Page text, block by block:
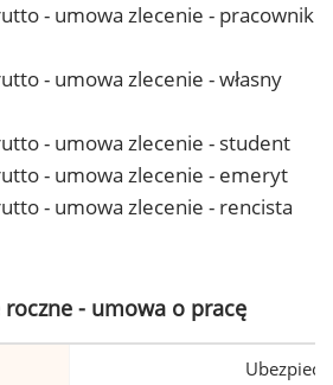
- umowa zlecenie - pracownik
- umowa zlecenie - własny
- umowa zlecenie - student
- umowa zlecenie - emeryt
- umowa zlecenie - rencista
roczne - umowa o pracę